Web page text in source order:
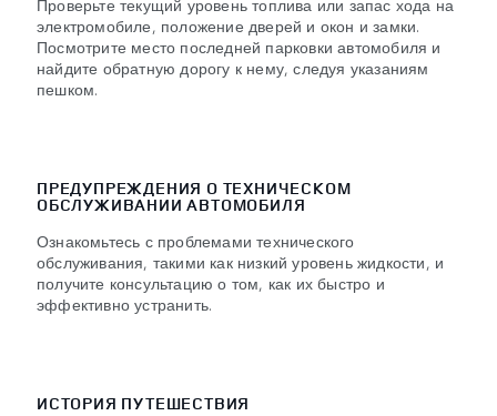
электромобиле, положение дверей и окон и замки.
Посмотрите место последней парковки автомобиля и
найдите обратную дорогу к нему, следуя указаниям
пешком.
ПРЕДУПРЕЖДЕНИЯ О ТЕХНИЧЕСКОМ
ОБСЛУЖИВАНИИ АВТОМОБИЛЯ
Ознакомьтесь с проблемами технического
обслуживания, такими как низкий уровень жидкости, и
получите консультацию о том, как их быстро и
эффективно устранить.
ИСТОРИЯ ПУТЕШЕСТВИЯ